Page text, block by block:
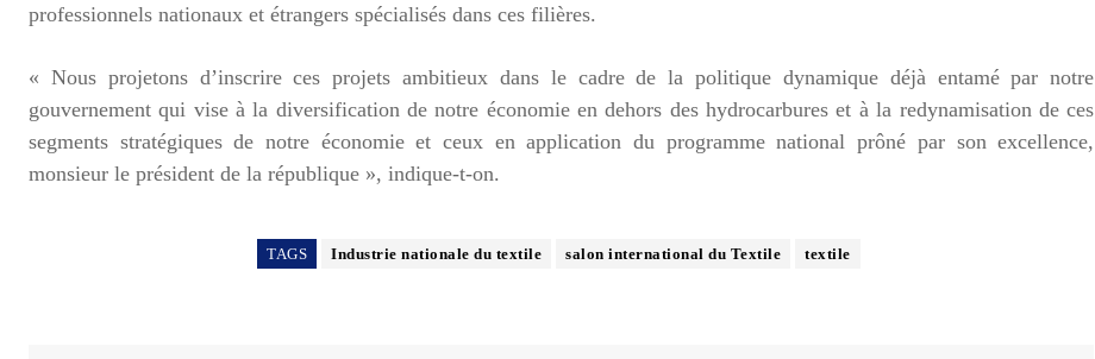
professionnels nationaux et étrangers spécialisés dans ces filières.
« Nous projetons d’inscrire ces projets ambitieux dans le cadre de la politique dynamique déjà entamé par notre
gouvernement qui vise à la diversification de notre économie en dehors des hydrocarbures et à la redynamisation de ces
segments stratégiques de notre économie et ceux en application du programme national prôné par son excellence,
monsieur le président de la république », indique-t-on.
TAGS Industrie nationale du textile salon international du Textile textile